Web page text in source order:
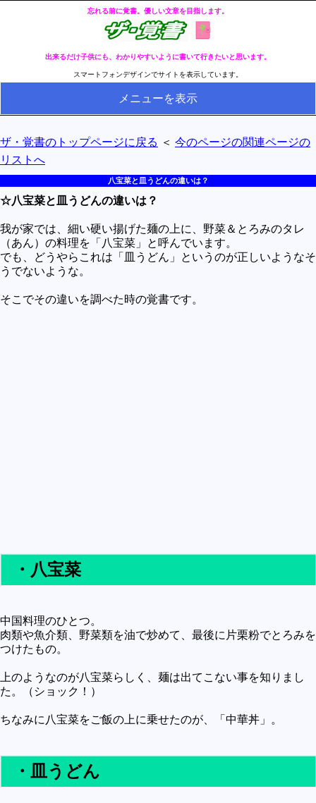
忘れる前に覚書。優しい文章を目指します。
出来るだけ子供にも、わかりやすいように書いて行きたいと思います。
スマートフォンデザインでサイトを表示しています。
メニューを表示
全ページのリストへ
健康
冬・冷え性対策
生活
料理とか食べ物
外国語
宇宙とか地球
趣味
未確認
テレビドラマとか
アプリケーション操作
プログラミング(C言語)
プログラミング(HTML)
ザ・覚書のトップページに戻る ＜ 今のページの関連ページの
リストへ
八宝菜と皿うどんの違いは？
☆八宝菜と皿うどんの違いは？
我が家では、細い硬い揚げた麺の上に、野菜＆とろみのタレ
（あん）の料理を「八宝菜」と呼んでいます。
でも、どうやらこれは「皿うどん」というのが正しいようなそ
うでないような。
そこでその違いを調べた時の覚書です。
・八宝菜
中国料理のひとつ。
肉類や魚介類、野菜類を油で炒めて、最後に片栗粉でとろみを
つけたもの。
上のようなのが八宝菜らしく、麺は出てこない事を知りまし
た。（ショック！）
ちなみに八宝菜をご飯の上に乗せたのが、「中華丼」。
・皿うどん